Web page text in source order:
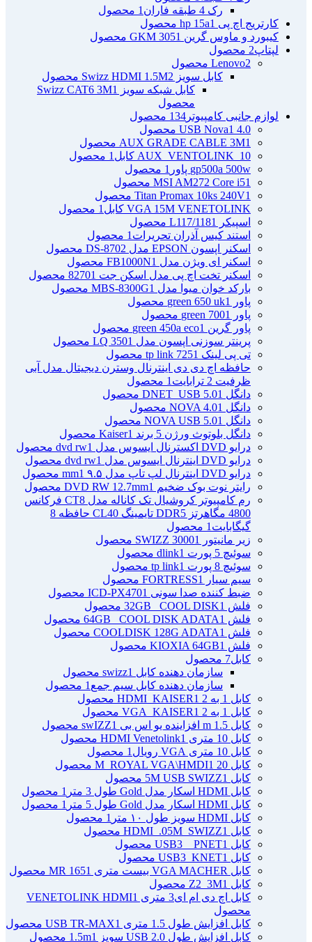
رک 4 طبقه فاران
1 محصول
کارتریج اچ پی hp 15a 1 محصول
کیبورد و ماوس گرین GKM 305 1 محصول
لپتاپ2 محصول
Lenovo2 محصول
کابل سویز Swizz HDMI 1.5M 2 محصول
کابل شبکه سویز Swizz CAT6 3M
1
محصول
لوازم جانبی کامپیوتر 134 محصول
4.0 USB Nova 1 محصول
AUX GRADE CABLE 3M1 محصول
AUX_VENTOLINK_10 کابل
1 محصول
gp500a 500w پاور
1 محصول
MSI AM272 Core i51 محصول
Titan Promax 10ks 240V1 محصول
VGA 15M VENETOLINK کابل
1 محصول
اسپیکر L117/118
1 محصول
استند کیس آذران تحریرات 1 محصول
اسکنر اپسون EPSON مدل DS-870
2 محصول
اسکنر ای ویژن مدل FB1000N 1 محصول
اسکنر تخت اچ پی مدل اسکن جت 8270 1 محصول
بارکد خوان میوا مدل MBS-8300G 1 محصول
پاور green 650 uk
1 محصول
پاور green 700
1 محصول
پاور گرین green 450a eco 1 محصول
پرینتر سوزنی اپسون مدل LQ 350 1 محصول
تی پی لینک tp link 725 1 محصول
حافظه اچ دی دی اینترنال وسترن دیجیتال مدل آبی
ظرفیت 2 ترابایت
1 محصول
دانگل DNET_USB 5.0 1 محصول
دانگل NOVA 4.0 1 محصول
دانگل NOVA USB 5.0 1 محصول
دانگل بلوتوث ورژن 5 برند Kaiser
1 محصول
درایو DVD اکسترنال ایسوس مدل dvd rw
1 محصول
درایو DVD اینترنال ایسوس مدل dvd rw
1 محصول
درایو DVD اینترنال لپ تاپ مدل ۹.۵ mm
1 محصول
رایتر نوت بوک ضخیم DVD RW 12.7mm 1 محصول
رم کامپیوتر کروشیال تک کاناله مدل CT8 فرکانس
4800 مگاهرتز DDR5 تایمینگ CL40 حافظه 8
گیگابایت 1 محصول
زیر مانیتور SWIZZ 3000
1 محصول
سوئیچ 5 پورت dlink
1 محصول
سوئیچ 8 پورت tp link
1 محصول
سیم سیار FORTRESS
1 محصول
ضبط کننده صدا سونی ICD-PX470 1 محصول
فلش 32GB _COOL DISK 1 محصول
فلش 64GB _COOL DISK ADATA 1 محصول
فلش COOLDISK 128G ADATA 1 محصول
فلش KIOXIA 64GB 1 محصول
کابل7 محصول
سازمان دهنده کابل swizz 1 محصول
سازمان دهنده کابل سیم جمع 1 محصول
کابل 1 به 2 HDMI_KAISER
1 محصول
کابل 1 به 2 VGA_KAISER
1 محصول
کابل 1.5 m افزاینده یو اس بی swIZZ
1 محصول
کابل 10 متری HDMI Venetolink
1 محصول
کابل 10 متری VGA رویال
1 محصول
کابل 20 M_ROYAL VGA\HMDI
1 محصول
کابل 5M USB SWIZZ 1 محصول
کابل HDMI اسکار مدل Gold طول 3 متر
1 محصول
کابل HDMI اسکار مدل Gold طول 5 متر
1 محصول
کابل HDMI سویز طول ۱۰ متر
1 محصول
کابل HDMI_.05M_SWIZZ 1 محصول
کابل USB3 _ PNET 1 محصول
کابل USB3_KNET 1 محصول
کابل VGA MACHER بیست متری MR 165
1 محصول
کابل Z2_3M 1 محصول
کابل اچ دی ام ای3 متری VENETOLINK HDMI
1
محصول
کابل افزایش طول 1.5 متری USB TR-MAX
1 محصول
کابل افزایش طول USB 2.0 سویز 1.5m
1 محصول